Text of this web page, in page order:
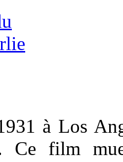
à Los
Ce film